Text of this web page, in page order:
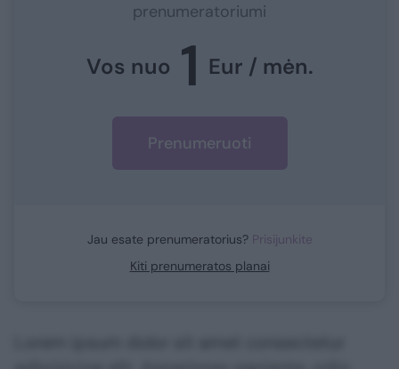
prenumeratoriumi
Vos nuo 1 Eur / mėn.
Prenumeruoti
Jau esate prenumeratorius? Prisijunkite
Kiti prenumeratos planai